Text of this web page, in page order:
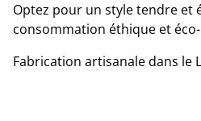
Optez pour un style tendre et
consommation éthique et
Fabrication artisanale dans le